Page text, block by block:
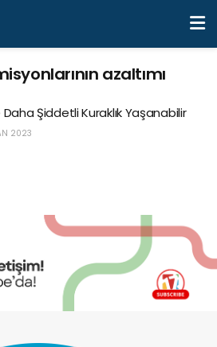
azaltımı
Daha Şiddetli Kuraklık Yaşanabilir
2023